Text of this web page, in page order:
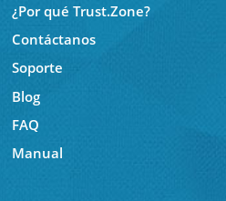
¿Por qué Trust.Zone?
Contáctanos
Soporte
Blog
FAQ
Manual